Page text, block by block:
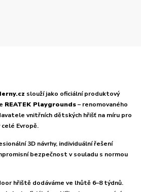
slouží jako oficiální produktový
REATEK Playgrounds– renomovaného
vnitřních dětských hřišť na míru pro
Evropě.
3D návrhy, individuální řešení
bezpečnost v souladu s normou
hřiště dodáváme ve lhůtě 6–8 týdnů.